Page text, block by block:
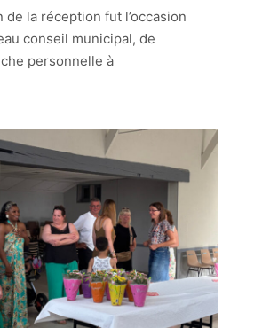
de la réception fut l’occasion
conseil municipal, de
personnelle à